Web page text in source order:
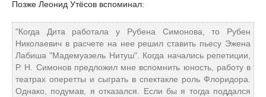
Позже Леонид Утёсов вспоминал:
"Когда Дита работала у Рубена Симонова, то Рубен
Николаевич в расчете на нее решил ставить пьесу Эжена
Лабиша "Мадемуазель Нитуш". Когда начались репетиции,
Р. Н. Симонов предложил мне вспомнить юность, работу в
театрах оперетты и сыграть в спектакле роль Флоридора.
Однако, подумав, я отказался. Если бы я тогда поддался